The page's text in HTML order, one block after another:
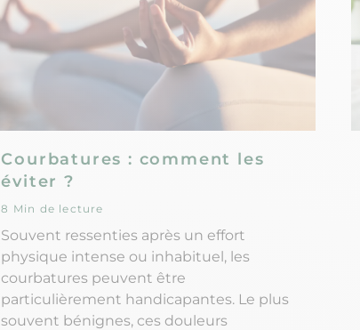
Courbatures : comment les
éviter ?
8 Min de lecture
Souvent ressenties après un effort
physique intense ou inhabituel, les
courbatures peuvent être
particulièrement handicapantes. Le plus
souvent bénignes, ces douleurs